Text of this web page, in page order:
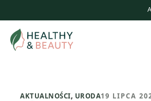
treści
AKTUALNOŚCI, URODA19 LIPCA